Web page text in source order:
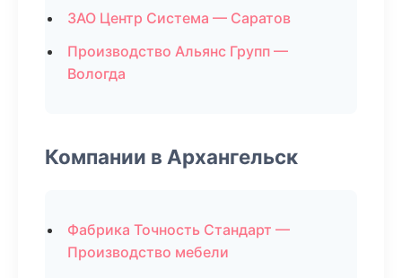
ЗАО Центр Система — Саратов
Производство Альянс Групп —
Вологда
Компании в Архангельск
Фабрика Точность Стандарт —
Производство мебели